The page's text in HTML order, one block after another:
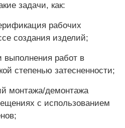
задачи, как:
рабочих
создания изделий;
выполнения работ в
степенью затесненности;
монтажа/демонтажа
с использованием